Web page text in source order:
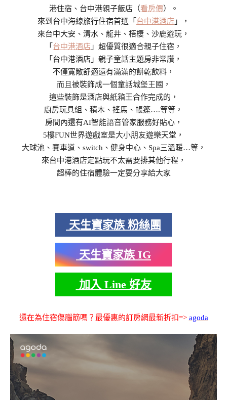
港住宿、台中港親子飯店（看房價）。
來到台中海線旅行住宿首選「 台中港酒店 」，
來台中大安、清水、龍井、梧棲、沙鹿遊玩，
「 台中港酒店 」超優質很適合親子住宿，
「台中港酒店」親子童話主題房非常讚，
不僅寬敞舒適還有滿滿的餅乾飲料，
而且被裝飾成一個童話城堡王國，
這些裝飾是酒店與紙箱王合作完成的，
廚房玩具組、積木、搖馬、帳篷….等等，
房間內還有AI智能語音管家服務好貼心，
5樓FUN世界遊戲室是大小朋友遊樂天堂，
大球池、賽車道、switch、健身中心、Spa三溫暖…等，
來台中港酒店定點玩不太需要排其他行程，
超棒的住宿體驗一定要分享給大家
天生寶家族 粉絲團
天生寶家族 IG
加入 Line 好友
還在為住宿傷腦筋嗎？最優惠的訂房網最新折扣=> agoda